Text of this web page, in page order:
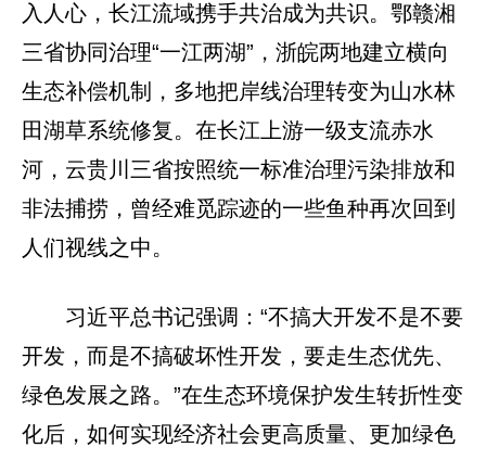
入人心，长江流域携手共治成为共识。鄂赣湘
三省协同治理“一江两湖”，浙皖两地建立横向
生态补偿机制，多地把岸线治理转变为山水林
田湖草系统修复。在长江上游一级支流赤水
河，云贵川三省按照统一标准治理污染排放和
非法捕捞，曾经难觅踪迹的一些鱼种再次回到
人们视线之中。
习近平总书记强调：“不搞大开发不是不要
开发，而是不搞破坏性开发，要走生态优先、
绿色发展之路。”在生态环境保护发生转折性变
化后，如何实现经济社会更高质量、更加绿色